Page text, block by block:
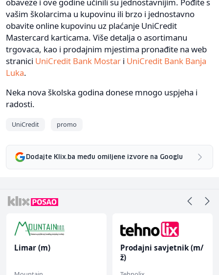
obaveze i ove godine učinili su jednostavnijim. Pođite s
vašim školarcima u kupovinu ili brzo i jednostavno
obavite online kupovinu uz plaćanje UniCredit
Mastercard karticama. Više detalja o asortimanu
trgovaca, kao i prodajnim mjestima pronađite na web
stranici UniCredit Bank Mostar i UniCredit Bank Banja
Luka.
Neka nova školska godina donese mnogo uspjeha i
radosti.
UniCredit promo
Dodajte Klix.ba među omiljene izvore na Googlu
Limar (m)
Prodajni savjetnik (m/
ž)